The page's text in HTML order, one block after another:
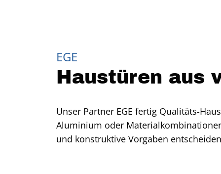
EGE
Haustüren aus
Unser Partner EGE fertig Qualitäts-
Aluminium oder
und konstruktive Vorgaben